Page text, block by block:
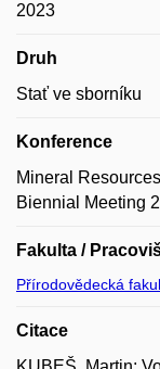
2023
Druh
Stať ve sborníku
Konference
Mineral
Biennial Meeting
Fakulta /
Přírodovědecká
Citace